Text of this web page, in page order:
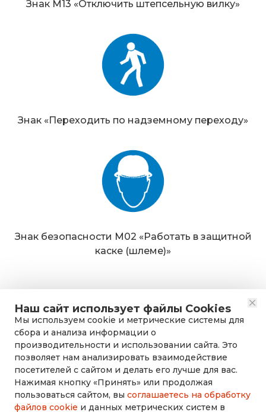
Наш сайт использует файлы Cookies
Мы используем cookie и метрические системы для
сбора и анализа информации о
производительности и использовании сайта. Это
позволяет нам анализировать взаимодействие
посетителей с сайтом и делать его лучше для вас.
Нажимая кнопку «Принять» или продолжая
пользоваться сайтом, вы соглашаетесь на обработку
файлов cookie и данных метрических систем в
Знак М13 «Отключить штепсельную вилку»
Знак «Переходить по надземному переходу»
Знак безопасности М02 «Работать в защитной
каске (шлеме)»
rusdorznak@mail.ru